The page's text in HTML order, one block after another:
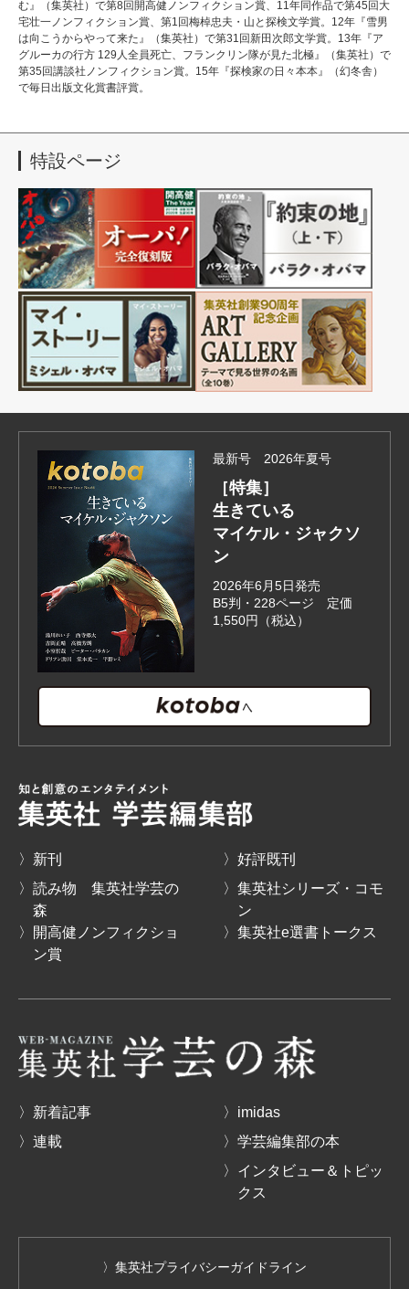
む』（集英社）で第8回開高健ノンフィクション賞、11年同作品で第45回大
宅壮一ノンフィクション賞、第1回梅棹忠夫・山と探検文学賞。12年『雪男
は向こうからやって来た』（集英社）で第31回新田次郎文学賞。13年『ア
グルーカの行方 129人全員死亡、フランクリン隊が見た北極』（集英社）で
第35回講談社ノンフィクション賞。15年『探検家の日々本本』（幻冬舎）
で毎日出版文化賞書評賞。
特設ページ
最新号 2026年夏号
［特集］
生きている
マイケル・ジャクソ
ン
2026年6月5日発売
B5判・228ページ 定価
1,550円（税込）
〉新刊
〉読み物 集英社学芸の
森
〉開高健ノンフィクショ
ン賞
〉好評既刊
〉集英社シリーズ・コモ
ン
〉集英社e選書トークス
〉新着記事
〉連載
〉imidas
〉学芸編集部の本
〉インタビュー＆トピッ
クス
〉集英社プライバシーガイドライン